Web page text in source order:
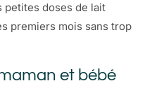
petites doses de lait
premiers mois sans trop
et bébé